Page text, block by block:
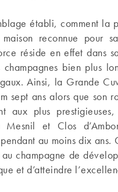
établi, comment la
reconnue pour
réside en effet dans
bien plus
Ainsi, la Grande
sept ans alors que son
aux plus
et Clos
au moins dix ans.
champagne de
et d’atteindre